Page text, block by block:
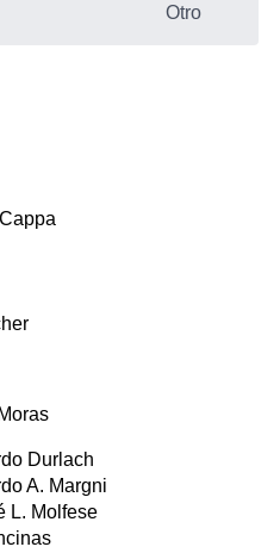
Otro
Durlach
A. Margni
L. Molfese